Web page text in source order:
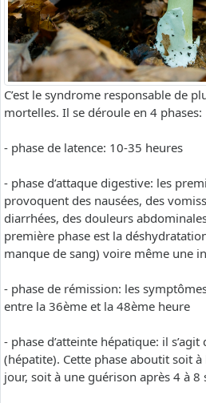
C’est le syndrome responsable de
mortelles. Il se déroule en 4 phases:
- phase de latence: 10-35 heures
- phase d’attaque digestive: les
provoquent des nausées, des
diarrhées, des douleurs
première phase est la
manque de sang) voire même une
- phase de rémission: les
entre la 36ème et la 48ème heure
- phase d’atteinte hépatique: il
(hépatite). Cette phase aboutit soit
jour, soit à une guérison après 4 à 8